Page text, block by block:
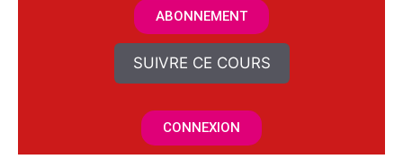
ABONNEMENT
SUIVRE CE COURS
CONNEXION